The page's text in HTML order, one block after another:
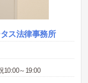
ス法律事務所
10:00～19:00